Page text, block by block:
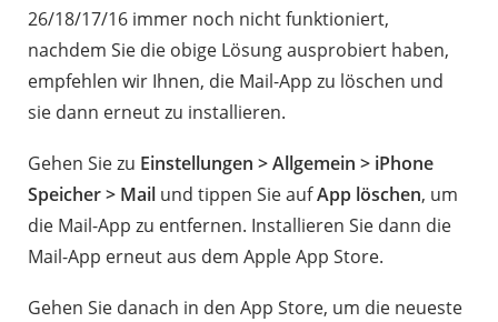
26/18/17/16 immer noch nicht funktioniert,
nachdem Sie die obige Lösung ausprobiert haben,
empfehlen wir Ihnen, die Mail-App zu löschen und
sie dann erneut zu installieren.
Gehen Sie zu Einstellungen > Allgemein > iPhone
Speicher > Mail und tippen Sie aufApp löschen, um
die Mail-App zu entfernen. Installieren Sie dann die
Mail-App erneut aus dem Apple App Store.
Gehen Sie danach in den App Store, um die neueste